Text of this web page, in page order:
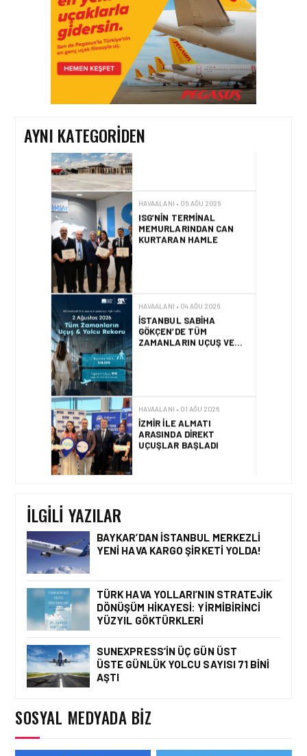
AYNI KATEGORIDEN
HAVAALANI • 05 AĞU 2026
TASARIMDAN GERÇEĞE:
ANKARA HAVALIMANI
DEVLET KONUKEVI
YOLCU REKORU KIRILDI
DINKIRCI’DEN KONTROL
KULESI’NE ZIYARET
HAVAALANI • 05 AĞU 2026
İLGILI YAZILAR
BAYKAR’DAN İSTANBUL MERKEZLI
YENI HAVA KARGO ŞIRKETI YOLDA!
TÜRK HAVA YOLLARI’NIN STRATEJIK
DÖNÜŞÜM HIKAYESI: YIRMIBIRINCI
YÜZYIL GÖKTÜRKLERI
SUNEXPRESS’IN ÜÇ GÜN ÜST
ÜSTE GÜNLÜK YOLCU SAYISI 71 BINI
AŞTI
SOSYAL MEDYADA BIZ